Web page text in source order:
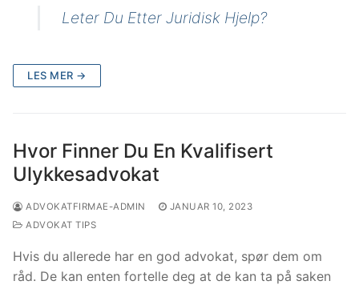
Leter Du Etter Juridisk Hjelp?
LES MER →
Hvor Finner Du En Kvalifisert
Ulykkesadvokat
ADVOKATFIRMAE-ADMIN
JANUAR 10, 2023
ADVOKAT TIPS
Hvis du allerede har en god advokat, spør dem om
råd. De kan enten fortelle deg at de kan ta på saken